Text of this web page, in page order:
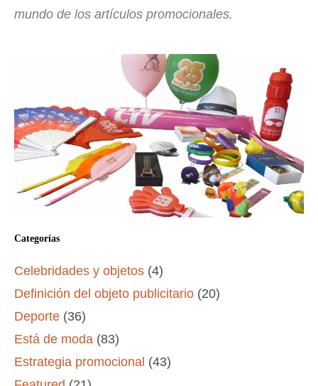
mundo de los artículos promocionales.
Categorías
Celebridades y objetos (4)
Definición del objeto publicitario (20)
Deporte (36)
Está de moda (83)
Estrategia promocional (43)